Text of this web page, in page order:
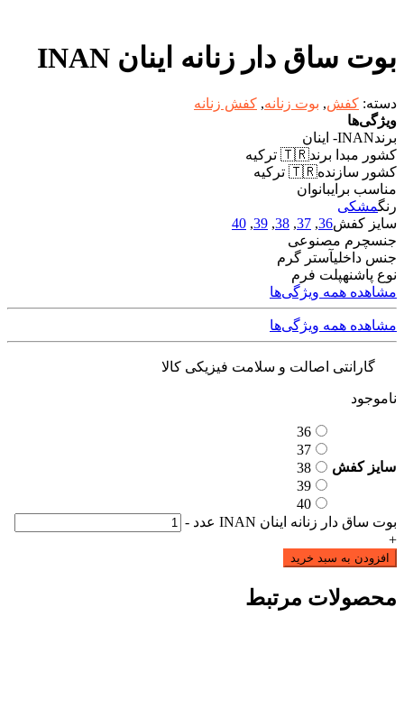
بوت ساق دار زنانه اینان INAN
دسته: کفش, بوت زنانه, کفش زنانه
ویژگی‌ها
برندINAN- اینان
کشور مبدا برند🇹🇷 ترکیه
کشور سازنده🇹🇷 ترکیه
مناسب برایبانوان
رنگمشکی
سایز کفش36
,
37
,
38
,
39
,
40
جنسچرم مصنوعی
جنس داخلیآستر گرم
نوع پاشنهپلت فرم
مشاهده همه ویژگی‌ها
مشاهده همه ویژگی‌ها
گارانتی اصالت و سلامت فیزیکی کالا
ناموجود
سایز کفش
36
37
38
39
40
بوت ساق دار زنانه اینان INAN عدد
-
+
افزودن به سبد خرید
محصولات مرتبط